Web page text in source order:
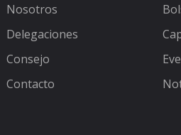
Nosotros
Delegaciones
Consejo
Contacto